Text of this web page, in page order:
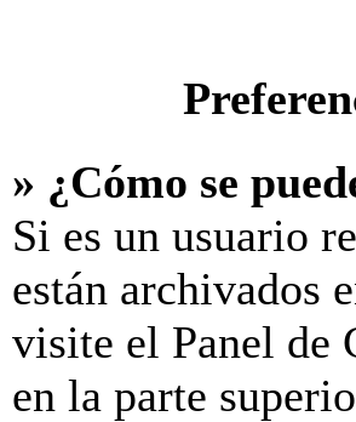
» ¿Cómo se
Si es un usuario
están archivados
visite el Panel de
en la parte